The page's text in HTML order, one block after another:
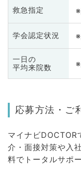
救急指定
学会認定状況
一日の
平均来院数
応募方法・ご
マイナビDOCTOR
介・面接対策や入
料でトータルサポ